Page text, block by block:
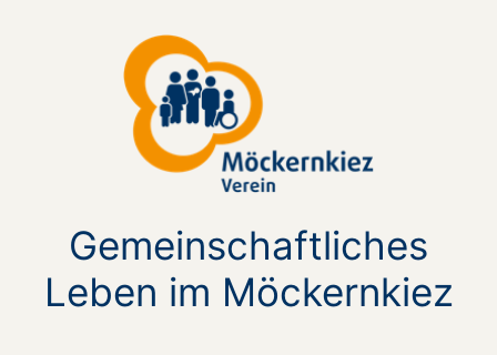
Gemeinschaftliches
Leben im Möckernkiez